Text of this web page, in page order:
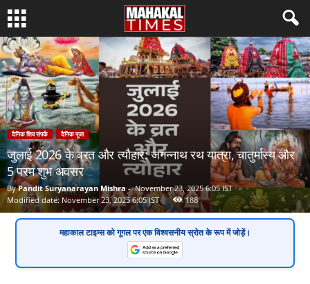
दैनिक शिव संपर्क दैनिक पूजा
जुलाई 2026 के व्रत और त्यौहार: जगन्नाथ रथ यात्रा, चातुर्मास्य और
5 परम शुभ अवसर
By Pandit Suryanarayan Mishra- November 23, 2025 6:05 IST
Modified date: November 23, 2025 6:05 IST
188
महाकाल टाइम्सको गूगल पर एकविश्वसनीय स्रोतके रूप में जोड़ें।